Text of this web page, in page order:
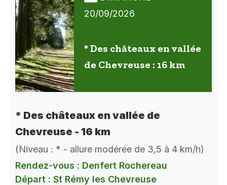
20/09/2026
* Des châteaux en vallée
de Chevreuse : 16 km
* Des châteaux en vallée de
Chevreuse - 16 km
(Niveau : * - allure modérée de 3,5 à 4 km/h)
Rendez-vous : Denfert Rochereau
Départ : St Rémy les Chevreuse